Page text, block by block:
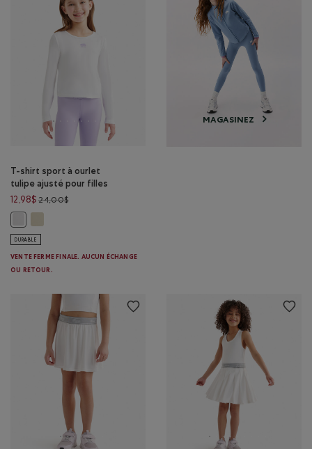
T-shirt sport à ourlet
tulipe ajusté pour filles
12,98$ 24,00$Prix réduit de 24,00$ à 12,98$
DURABLE
VENTE FERME FINALE. AUCUN ÉCHANGE
OU RETOUR.
MAGASINEZ